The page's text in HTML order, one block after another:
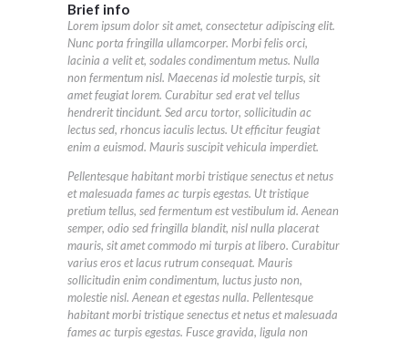
Brief info
Lorem ipsum dolor sit amet, consectetur adipiscing elit.
Nunc porta fringilla ullamcorper. Morbi felis orci,
lacinia a velit et, sodales condimentum metus. Nulla
non fermentum nisl. Maecenas id molestie turpis, sit
amet feugiat lorem. Curabitur sed erat vel tellus
hendrerit tincidunt. Sed arcu tortor, sollicitudin ac
lectus sed, rhoncus iaculis lectus. Ut efficitur feugiat
enim a euismod. Mauris suscipit vehicula imperdiet.
Pellentesque habitant morbi tristique senectus et netus
et malesuada fames ac turpis egestas. Ut tristique
pretium tellus, sed fermentum est vestibulum id. Aenean
semper, odio sed fringilla blandit, nisl nulla placerat
mauris, sit amet commodo mi turpis at libero. Curabitur
varius eros et lacus rutrum consequat. Mauris
sollicitudin enim condimentum, luctus justo non,
molestie nisl. Aenean et egestas nulla. Pellentesque
habitant morbi tristique senectus et netus et malesuada
fames ac turpis egestas. Fusce gravida, ligula non